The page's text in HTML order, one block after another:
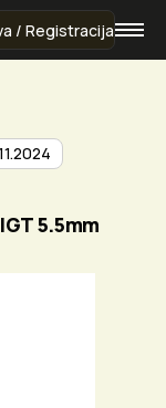
/ Registracija
5.5mm